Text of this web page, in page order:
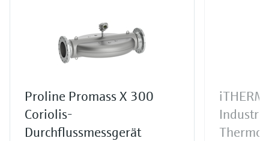
Proline Promass X 300
Coriolis-
Durchflussmessgerät